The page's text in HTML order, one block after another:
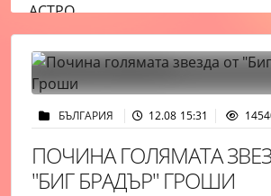
АСТРО
БЪЛГАРИЯ 12.08 15:31
ПОЧИНА ГОЛЯМАТА
"БИГ БРАДЪР" ГРОШИ